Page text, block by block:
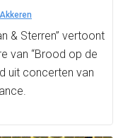
& Sterren” vertoont
van “Brood op de
uit concerten van